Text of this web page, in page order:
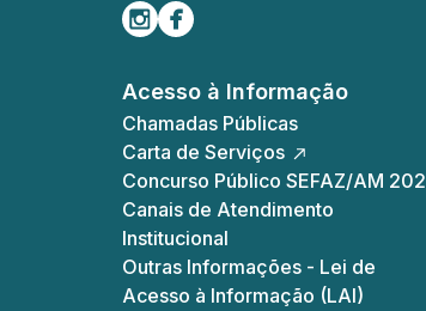
Siga-nos no Instagram
Curta-nos no Facebook
Acesso à Informação
Chamadas Públicas
Carta de Serviços
Concurso Público SEFAZ/AM
Canais de Atendimento
Institucional
Outras Informações - Lei de
Acesso à Informação (LAI)